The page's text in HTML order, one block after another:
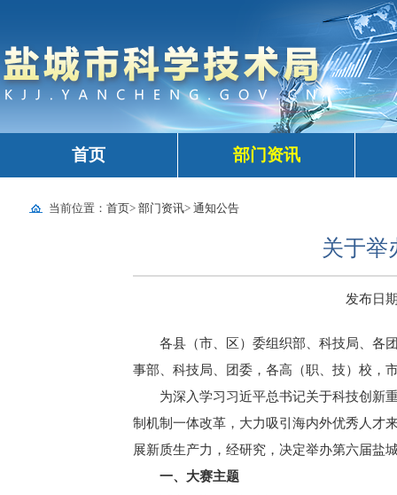
首页 部门资讯
当前位置： 首页> 部门资讯> 通知公告
关于举
发布日
各县（市、区）委组织部、科技局、各
事部、科技局、团委，各高（职、技）校，
为深入学习习近平总书记关于科技创新
制机制一体改革，大力吸引海内外优秀人才
展新质生产力，经研究，决定举办第六届盐
一、大赛主题